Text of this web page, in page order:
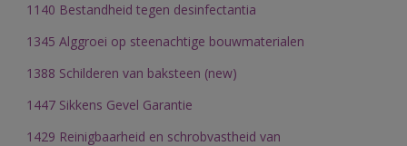
1140 Bestandheid tegen desinfectantia
1345 Alggroei op steenachtige bouwmaterialen
1388 Schilderen van baksteen (new)
1447 Sikkens Gevel Garantie
1429 Reinigbaarheid en schrobvastheid van